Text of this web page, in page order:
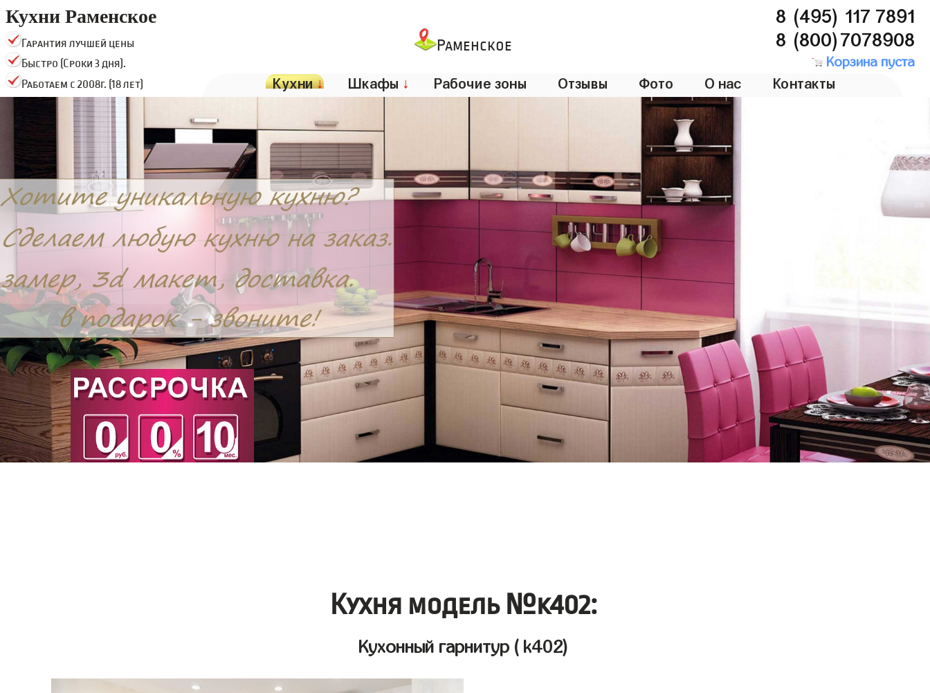
Кухни Раменское
Гарантия лучшей цены
Быстро (Сроки 3 дня).
Работаем с 2008г. (18 лет)
Раменское
8 (495) 117 7891
8 (800)7078908
Корзина пуста
Кухни↓ Шкафы ↓ Рабочие зоны Отзывы Фото О нас Контакты
Кухня модель №k402:
Кухонный гарнитур ( k402)